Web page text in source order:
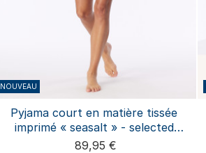
NOUVEAU
Pyjama court en matière tissée
imprimé « seasalt » - selected
premium
89,95 €